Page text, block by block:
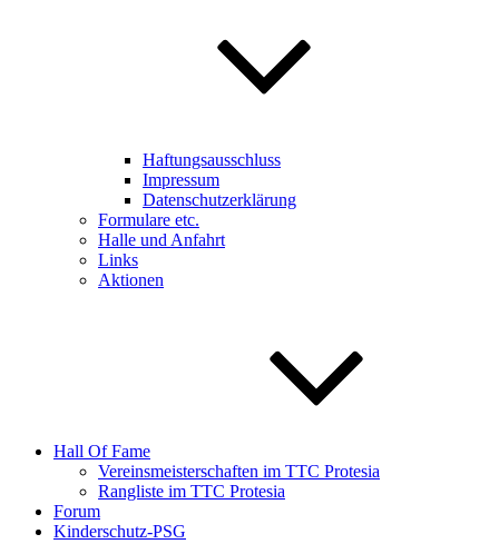
Haftungsausschluss
Impressum
Datenschutzerklärung
Formulare etc.
Halle und Anfahrt
Links
Aktionen
Hall Of Fame
Vereinsmeisterschaften im TTC Protesia
Rangliste im TTC Protesia
Forum
Kinderschutz-PSG